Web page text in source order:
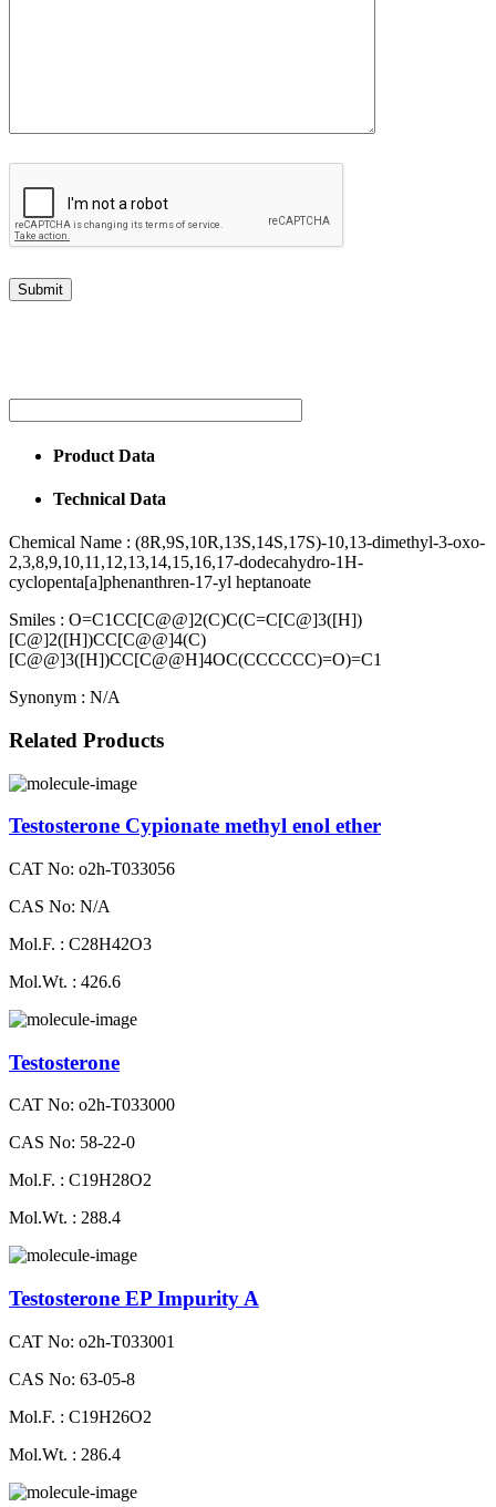
Product Data
Technical Data
Chemical Name : (8R,9S,10R,13S,14S,17S)-10,13-dimethyl-3-oxo-
2,3,8,9,10,11,12,13,14,15,16,17-dodecahydro-1H-
cyclopenta[a]phenanthren-17-yl heptanoate
Smiles : O=C1CC[C@@]2(C)C(C=C[C@]3([H])
[C@]2([H])CC[C@@]4(C)
[C@@]3([H])CC[C@@H]4OC(CCCCCC)=O)=C1
Synonym : N/A
Related Products
Testosterone Cypionate methyl enol ether
CAT No: o2h-T033056
CAS No: N/A
Mol.F. : C28H42O3
Mol.Wt. : 426.6
Testosterone
CAT No: o2h-T033000
CAS No: 58-22-0
Mol.F. : C19H28O2
Mol.Wt. : 288.4
Testosterone EP Impurity A
CAT No: o2h-T033001
CAS No: 63-05-8
Mol.F. : C19H26O2
Mol.Wt. : 286.4